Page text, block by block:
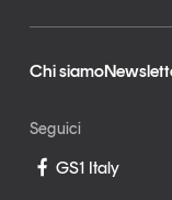
Chi siamo
Seguici
GS1 Italy